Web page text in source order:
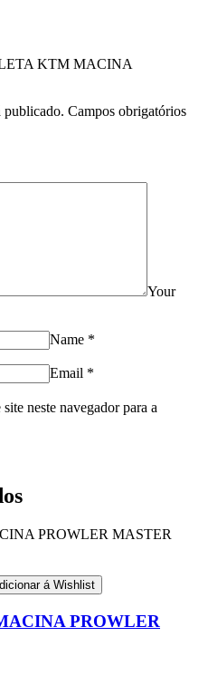
KTM MACINA
publicado. Campos obrigatórios
Your
Name *
Email *
neste navegador para a
á Wishlist
PROWLER